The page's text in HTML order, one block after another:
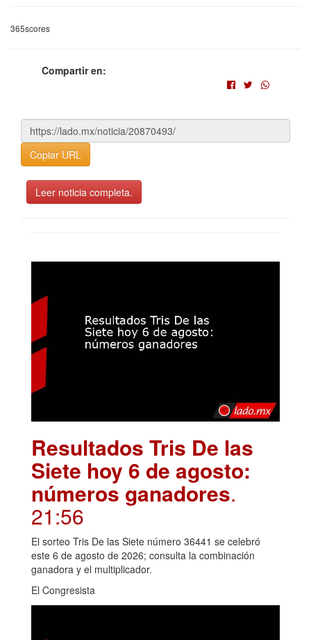
365scores
Compartir en:
Copiar URL
Leer noticia completa.
Resultados Tris De las
Siete hoy 6 de agosto:
números ganadores.
21:56
El sorteo Tris De las Siete número 36441 se celebró
este 6 de agosto de 2026; consulta la combinación
ganadora y el multiplicador.
El Congresista